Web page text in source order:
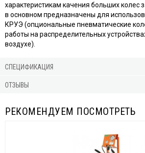
характеристикам качения больших колес
в основном предназначены для
КРУЭ (опциональные пневматические
работы на распределительных
воздухе).
СПЕЦИФИКАЦИЯ
ОТЗЫВЫ
РЕКОМЕНДУЕМ ПОСМОТРЕТЬ